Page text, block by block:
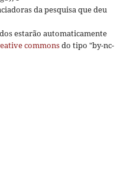
da pesquisa que deu
estarão automaticamente
commonsdo tipo "by-nc-